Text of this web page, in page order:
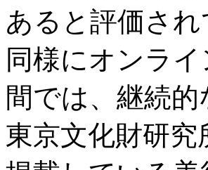
あると評価さ
同様にオンラ
間では、継続
東京文化財研